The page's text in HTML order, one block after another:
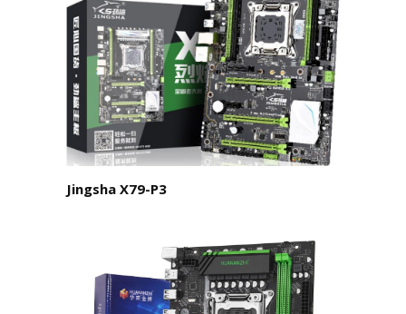
Jingsha X79-P3